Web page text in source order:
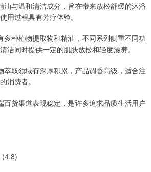
油与温和清洁成分，旨在带来放松舒缓的沐浴
用过程具有芳疗体验。
多种植物提取物和精油，不同系列侧重不同功
洁同时提供一定的肌肤放松和轻度滋养。
萃取领域有深厚积累，产品调香高级，适合注
消费者。
百货渠道表现稳定，是许多追求品质生活用户